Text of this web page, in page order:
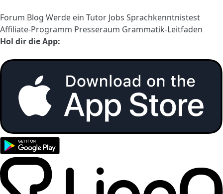
Forum Blog Werde ein Tutor Jobs Sprachkenntnistest
Affiliate-Programm Presseraum Grammatik-Leitfaden
Hol dir die App: